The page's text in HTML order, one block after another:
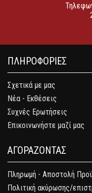
ΠΛΗΡΟΦΟΡΙΕΣ
Σχετικά με μας
Νέα - Εκθέσεις
Συχνές Ερωτήσεις
Επικοινωνήστε μαζί μας
ΑΓΟΡΑΖΟΝΤΑΣ
Πληρωμή - Αποστολή
Πολιτική ακύρωσης/